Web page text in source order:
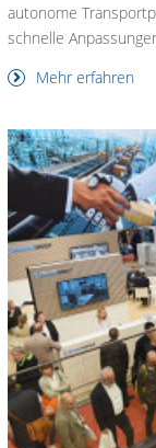
autonome
schnelle
Mehr erfahren